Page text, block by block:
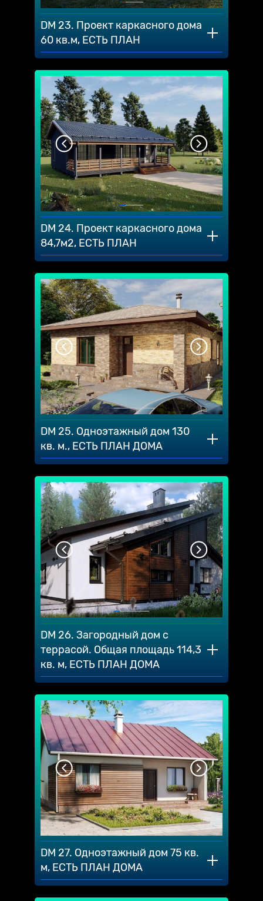
DM 23. Проект каркасного дома
60 кв.м, ЕСТЬ ПЛАН
DM 24. Проект каркасного дома
84,7м2, ЕСТЬ ПЛАН⠀⠀
DM 25. Одноэтажный дом 130
кв. м., ЕСТЬ ПЛАН ДОМА
DM 26. Загородный дом с
террасой. Общая площадь 114,3
кв. м, ЕСТЬ ПЛАН ДОМА
DM 27. Oднoэтaжный дoм 75 кв.
м, ЕСТЬ ПЛАН ДОМА